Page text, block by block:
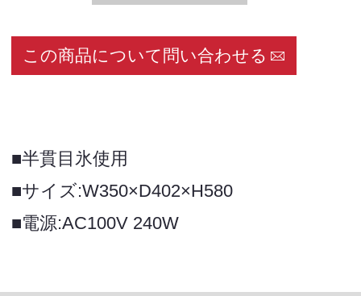
この商品について問い合わせる
■半貫目氷使用
■サイズ:W350×D402×H580
■電源:AC100V 240W